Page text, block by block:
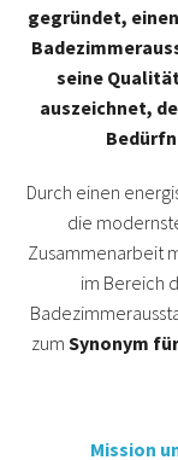
gegründet,
seine
auszeichnet,
Durch einen
die
Zusammenarbeit
im Bereich
zum Synonym
Mission